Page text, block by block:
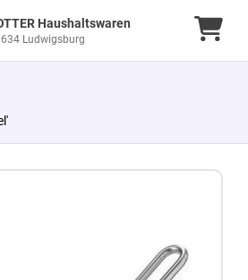
Haushaltswaren
Ludwigsburg